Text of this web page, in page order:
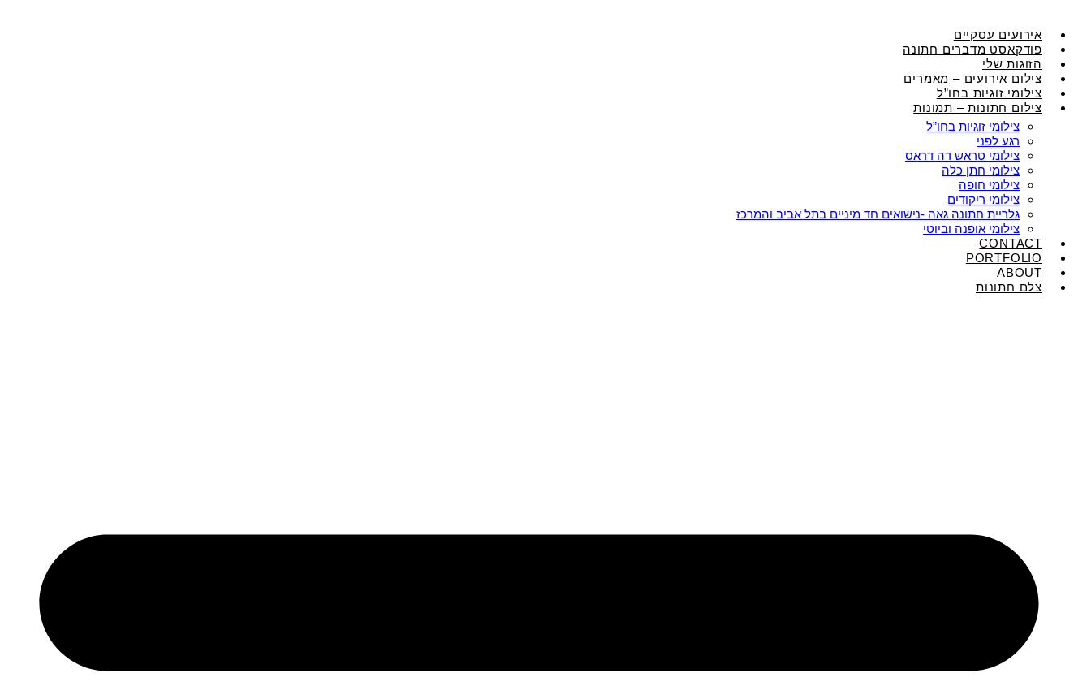
אירועים עסקיים
פודקאסט מדברים חתונה
הזוגות שלי
צילום אירועים – מאמרים
צילומי זוגיות בחו”ל
צילום חתונות – תמונות
צילומי זוגיות בחו”ל
רגע לפני
צילומי טראש דה דראס
צילומי חתן כלה
צילומי חופה
צילומי ריקודים
גלריית חתונה גאה -נישואים חד מיניים בתל אביב והמרכז
צילומי אופנה וביוטי
CONTACT
PORTFOLIO
ABOUT
צלם חתונות